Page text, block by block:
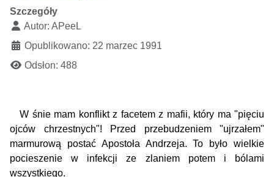
Szczegóły
Autor: APeeL
Opublikowano: 22 marzec 1991
Odsłon: 488
W śnie mam konflikt z facetem z mafii, który ma "pięciu
ojców chrzestnych"! Przed przebudzeniem "ujrzałem"
marmurową postać Apostoła Andrzeja. To było wielkie
pocieszenie w infekcji ze zlaniem potem i bólami
wszystkiego.